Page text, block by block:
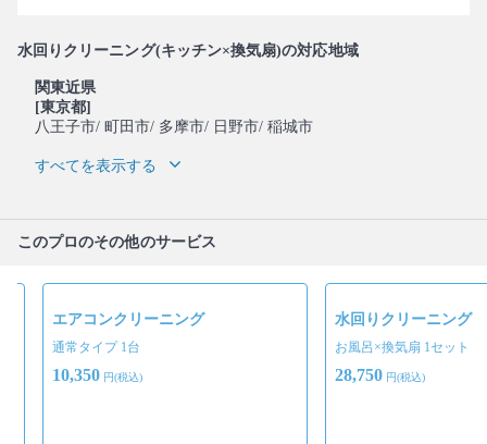
水回りクリーニング(キッチン×換気扇)の対応地域
関東近県
[東京都]
八王子市/ 町田市/ 多摩市/ 日野市/ 稲城市
すべてを表示する
このプロのその他のサービス
エアコンクリーニング
通常タイプ 1台
10,350 円(税込)
水回りクリーニング
お風呂×換気扇 1セット
28,750 円(税込)